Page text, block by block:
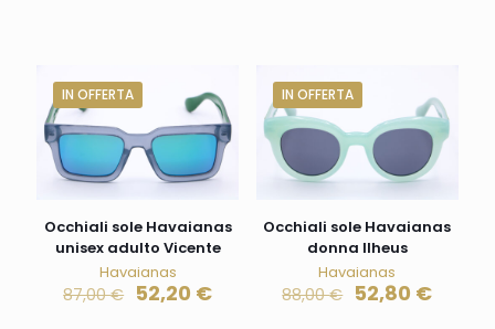
IN OFFERTA
Occhiali sole Havaianas
unisex adulto Vicente
Havaianas
87,00€ 52,20 €
IN OFFERTA
Occhiali sole Havaianas
donna Ilheus
Havaianas
88,00€ 52,80 €